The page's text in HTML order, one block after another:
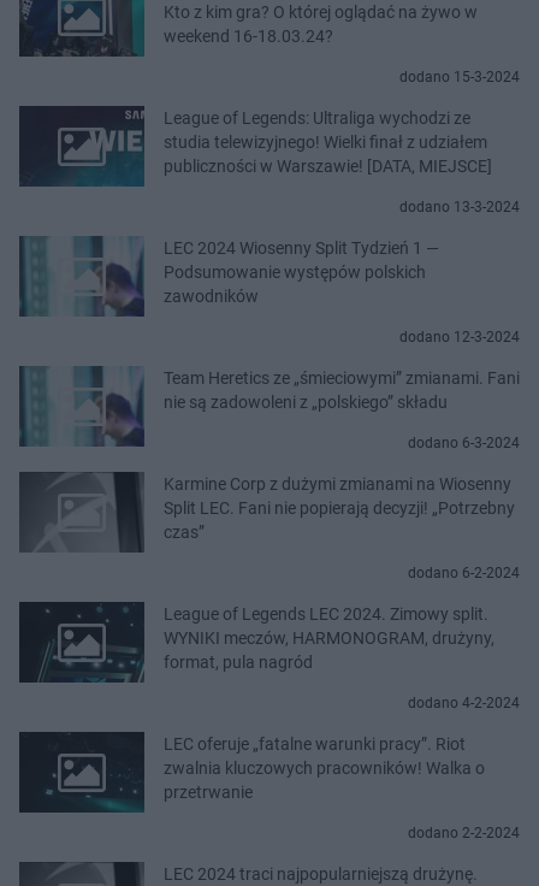
Kto z kim gra? O której oglądać na żywo w
weekend 16-18.03.24?
dodano 15-3-2024
League of Legends: Ultraliga wychodzi ze
studia telewizyjnego! Wielki finał z udziałem
publiczności w Warszawie! [DATA, MIEJSCE]
dodano 13-3-2024
LEC 2024 Wiosenny Split Tydzień 1 —
Podsumowanie występów polskich
zawodników
dodano 12-3-2024
Team Heretics ze „śmieciowymi” zmianami. Fani
nie są zadowoleni z „polskiego” składu
dodano 6-3-2024
Karmine Corp z dużymi zmianami na Wiosenny
Split LEC. Fani nie popierają decyzji! „Potrzebny
czas”
dodano 6-2-2024
League of Legends LEC 2024. Zimowy split.
WYNIKI meczów, HARMONOGRAM, drużyny,
format, pula nagród
dodano 4-2-2024
LEC oferuje „fatalne warunki pracy”. Riot
zwalnia kluczowych pracowników! Walka o
przetrwanie
dodano 2-2-2024
LEC 2024 traci najpopularniejszą drużynę.